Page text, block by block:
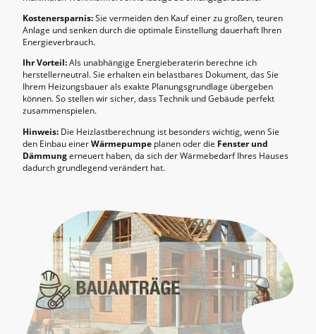
Kostenersparnis:Sie vermeiden den Kauf einer zu großen, teuren
Anlage und senken durch die optimale Einstellung dauerhaft Ihren
Energieverbrauch.
Ihr Vorteil:Als unabhängige Energieberaterin berechne ich
herstellerneutral. Sie erhalten ein belastbares Dokument, das Sie
Ihrem Heizungsbauer als exakte Planungsgrundlage übergeben
können. So stellen wir sicher, dass Technik und Gebäude perfekt
zusammenspielen.
Hinweis: Die Heizlastberechnung ist besonders wichtig, wenn Sie
den Einbau einerWärmepumpe planen oder die Fenster und
Dämmungerneuert haben, da sich der Wärmebedarf Ihres Hauses
dadurch grundlegend verändert hat.